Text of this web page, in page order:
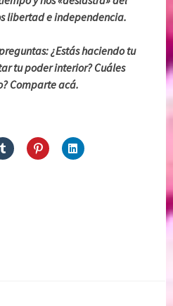
libertad e independencia.
¿Estás haciendo tu
tu poder interior? Cuáles
Comparte acá.